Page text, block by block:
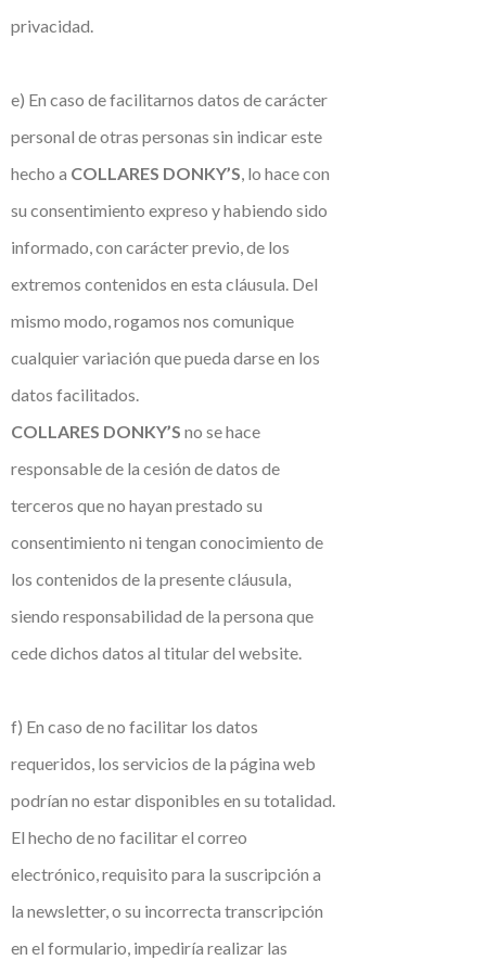
privacidad.
e) En caso de facilitarnos datos de carácter
personal de otras personas sin indicar este
hecho a COLLARES DONKY’S, lo hace con
su consentimiento expreso y habiendo sido
informado, con carácter previo, de los
extremos contenidos en esta cláusula. Del
mismo modo, rogamos nos comunique
cualquier variación que pueda darse en los
datos facilitados.
COLLARES DONKY’S no se hace
responsable de la cesión de datos de
terceros que no hayan prestado su
consentimiento ni tengan conocimiento de
los contenidos de la presente cláusula,
siendo responsabilidad de la persona que
cede dichos datos al titular del website.
f) En caso de no facilitar los datos
requeridos, los servicios de la página web
podrían no estar disponibles en su totalidad.
El hecho de no facilitar el correo
electrónico, requisito para la suscripción a
la newsletter, o su incorrecta transcripción
en el formulario, impediría realizar las